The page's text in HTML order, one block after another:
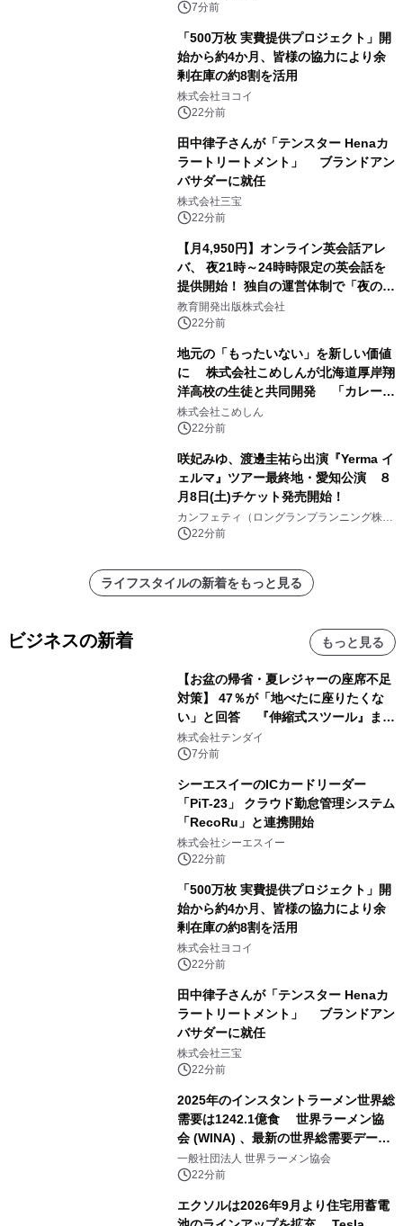
7分前
「500万枚 実費提供プロジェクト」開
始から約4か月、皆様の協力により余
剰在庫の約8割を活用
株式会社ヨコイ
22分前
田中律子さんが「テンスター Henaカ
ラートリートメント」 ブランドアン
バサダーに就任
株式会社三宝
22分前
【月4,950円】オンライン英会話アレ
バ、 夜21時～24時時限定の英会話を
提供開始！ 独自の運営体制で「夜の予
約取れない問題」を解決
教育開発出版株式会社
22分前
地元の「もったいない」を新しい価値
に 株式会社こめしんが北海道厚岸翔
洋高校の生徒と共同開発 「カレー＆
いかくんおむすび」発売
株式会社こめしん
22分前
咲妃みゆ、渡邊圭祐ら出演『Yerma イ
ェルマ』ツアー最終地・愛知公演 ８
月8日(土)チケット発売開始！
カンフェティ（ロングランプランニング株式
会社）
22分前
ライフスタイルの新着をもっと見る
ビジネスの新着 もっと見る
【お盆の帰省・夏レジャーの座席不足
対策】 47％が「地べたに座りたくな
い」と回答 『伸縮式スツール』まと
め買いキャンペーンを8/6開始
株式会社テンダイ
7分前
シーエスイーのICカードリーダー
「PiT-23」 クラウド勤怠管理システム
「RecoRu」と連携開始
株式会社シーエスイー
22分前
「500万枚 実費提供プロジェクト」開
始から約4か月、皆様の協力により余
剰在庫の約8割を活用
株式会社ヨコイ
22分前
田中律子さんが「テンスター Henaカ
ラートリートメント」 ブランドアン
バサダーに就任
株式会社三宝
22分前
2025年のインスタントラーメン世界総
需要は1242.1億食 世界ラーメン協
会 (WINA) 、最新の世界総需要データ
を発表
一般社団法人 世界ラーメン協会
22分前
エクソルは2026年9月より住宅用蓄電